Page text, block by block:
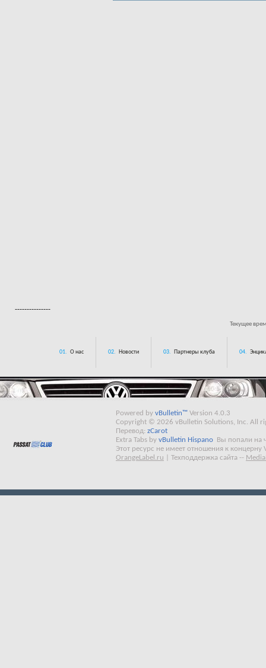
---------------
Текущее
01. О нас 02. Новости 03. Партнеры клуба 04.
Powered by vBulletin™ Version 4.0.3
Copyright © 2026 vBulletin Solutions, Inc. All
Перевод: zCarot
Extra Tabs by vBulletin Hispano
Вы попали на
Этот ресурс не имеет отношения к концерну
OrangeLabel.ru
Техподдержка сайта --